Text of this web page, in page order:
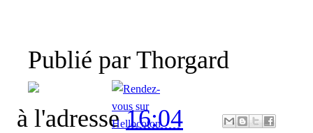
Publié par Thorgard
à l'adresse16:04